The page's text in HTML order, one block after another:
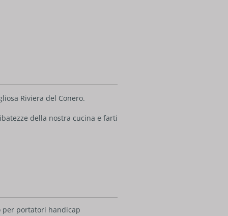
Riviera del Conero.
della nostra cucina e farti
per portatori handicap